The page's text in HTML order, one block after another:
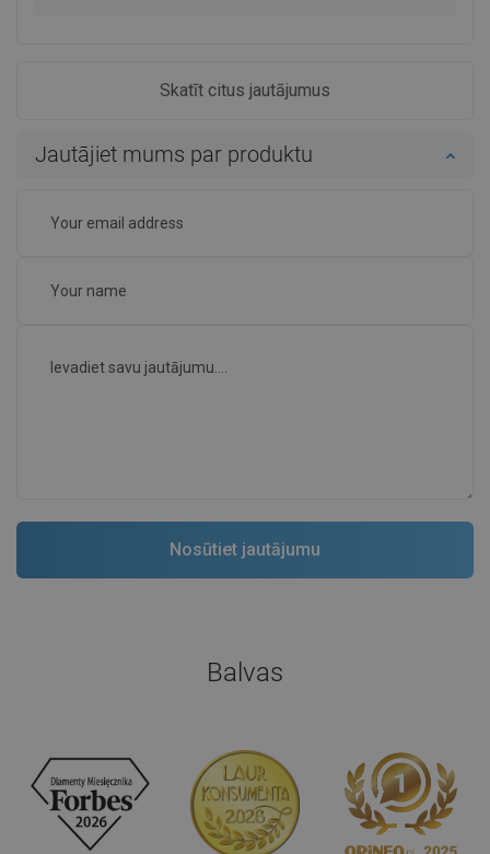
Skatīt citus jautājumus
Jautājiet mums par produktu
Balvas